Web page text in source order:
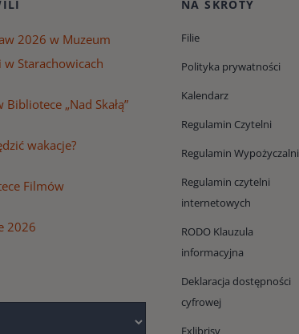
2026 w Muzeum
Starachowicach
„Nad Skałą”
wakacje?
Filmów
2026
NA SKRÓTY
Filie
Polityka prywatności
Kalendarz
Regulamin Czytelni
Regulamin Wypożyczalni
Regulamin czytelni
internetowych
RODO Klauzula
informacyjna
Deklaracja dostępności
cyfrowej
Exlibrisy